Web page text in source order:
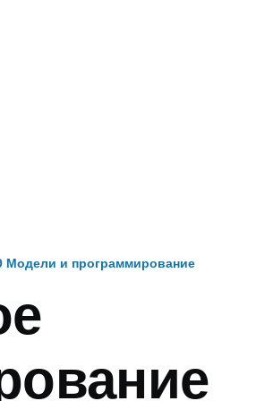
Модели и программирование